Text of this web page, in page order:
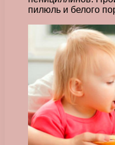
пилюль и белого